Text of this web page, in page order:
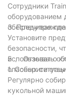
Сотрудники
оборудованием
обеспечивая
3.
Установите
безопасности,
использовать
опасных
5 、 Отзывы о
1. Соберите
Регулярно
кукольной